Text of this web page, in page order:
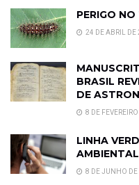
PERIGO
24 DE ABRIL DE
BRASIL
DE
8 DE
LINHA
AMBIENTAL
8 DE JUNHO